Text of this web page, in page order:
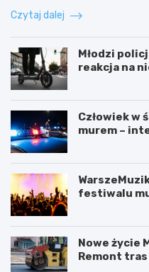
Czytaj dalej
Młodzi
reakcja na
Człowiek w
murem –
festiwalu
Nowe życie
Remont